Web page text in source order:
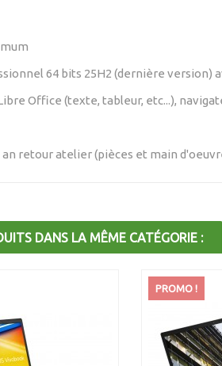
64 bits 25H2 (dernière
Office (texte, tableur, etc...),
retour atelier (pièces et main
DANS LA MÊME CATÉGORIE :
PROMO !